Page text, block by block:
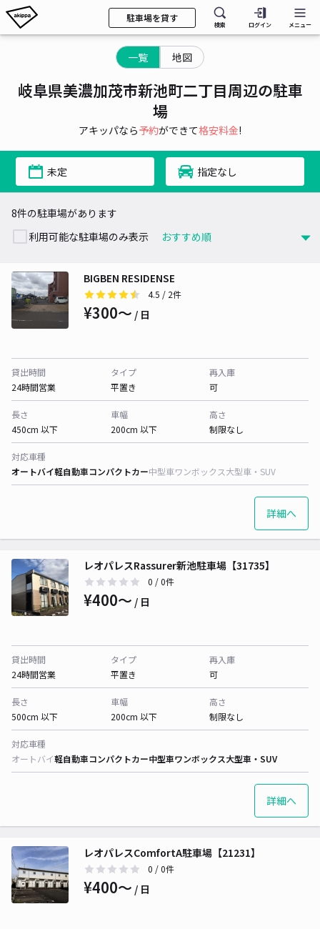
駐車場を貸す
検索 ログイン メニュー
一覧 地図
岐阜県美濃加茂市新池町二丁目周辺の駐車
場
アキッパなら予約ができて格安料金!
未定 指定なし
8件の駐車場があります
利用可能な駐車場のみ表示
BIGBEN RESIDENSE
4.5 / 2件
¥300〜 / 日
貸出時間
24時間営業
タイプ
平置き
再入庫
可
長さ
450cm 以下
車幅
200cm 以下
高さ
制限なし
対応車種
オートバイ軽自動車コンパクトカー中型車ワンボックス大型車・SUV
詳細へ
レオパレスRassurer新池駐車場【31735】
0 / 0件
¥400〜 / 日
貸出時間
24時間営業
タイプ
平置き
再入庫
可
長さ
500cm 以下
車幅
200cm 以下
高さ
制限なし
対応車種
オートバイ軽自動車コンパクトカー中型車ワンボックス大型車・SUV
詳細へ
レオパレスComfortA駐車場【21231】
0 / 0件
¥400〜 / 日